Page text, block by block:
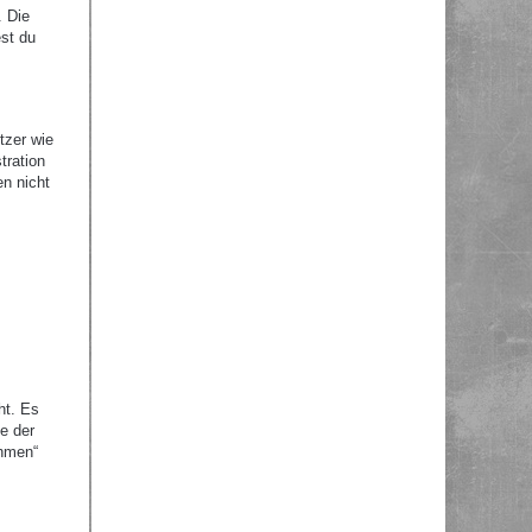
Die
du
wie
nicht
Es
der